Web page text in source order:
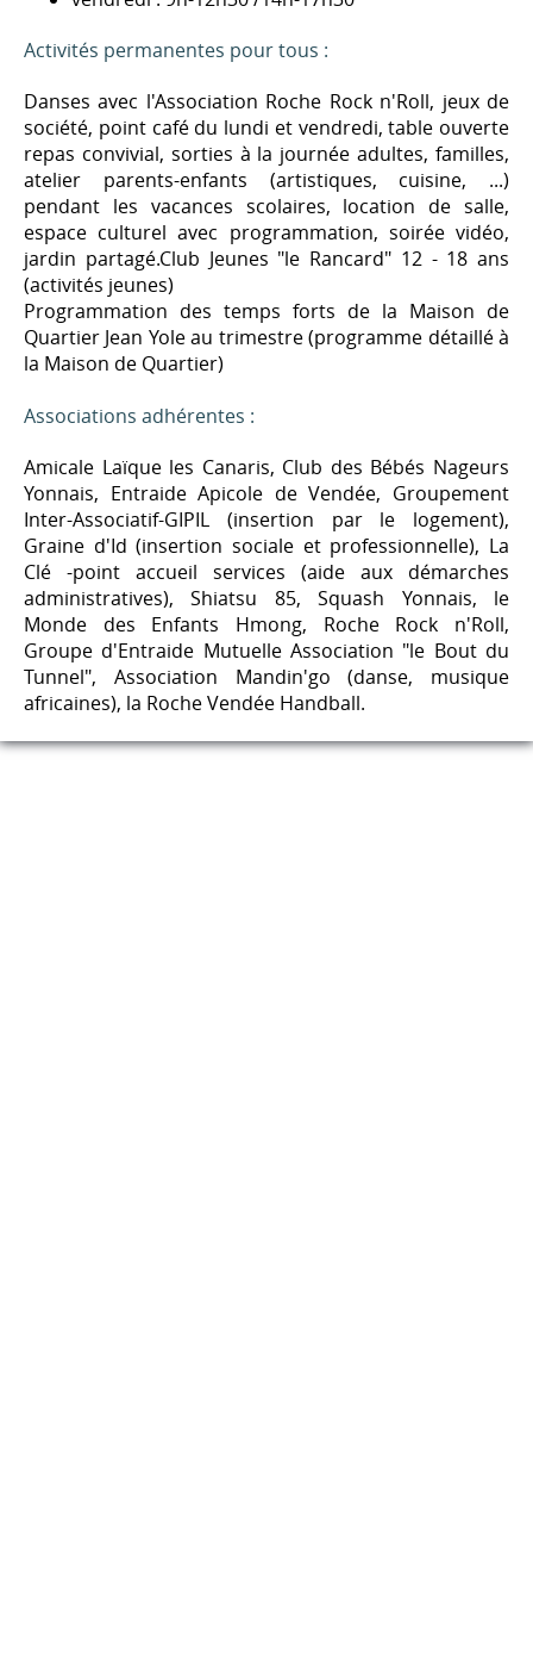
Activités permanentes pour tous :
Danses avec l'Association Roche Rock n'Roll, jeux de
société, point café du lundi et vendredi, table ouverte
repas convivial, sorties à la journée adultes, familles,
atelier parents-enfants (artistiques, cuisine, ...)
pendant les vacances scolaires, location de salle,
espace culturel avec programmation, soirée vidéo,
jardin partagé.Club Jeunes "le Rancard" 12 - 18 ans
(activités jeunes)
Programmation des temps forts de la Maison de
Quartier Jean Yole au trimestre (programme détaillé à
la Maison de Quartier)
Associations adhérentes :
Amicale Laïque les Canaris, Club des Bébés Nageurs
Yonnais, Entraide Apicole de Vendée, Groupement
Inter-Associatif-GIPIL (insertion par le logement),
Graine d'Id (insertion sociale et professionnelle), La
Clé -point accueil services (aide aux démarches
administratives), Shiatsu 85, Squash Yonnais, le
Monde des Enfants Hmong, Roche Rock n'Roll,
Groupe d'Entraide Mutuelle Association "le Bout du
Tunnel", Association Mandin'go (danse, musique
africaines), la Roche Vendée Handball.